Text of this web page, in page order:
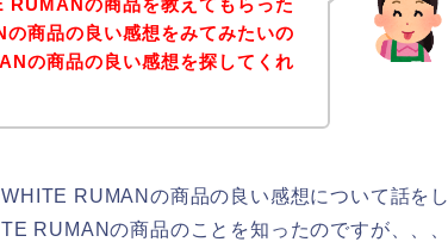
商品の良い感想をみてみたいの
の商品の良い感想を探してくれ
RUMANの商品の良い感想について話をし
RUMANの商品のことを知ったのですが、、、